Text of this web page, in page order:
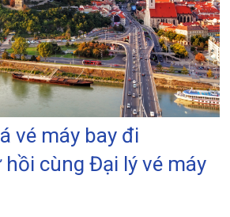
vé máy bay đi
cùng Đại lý vé máy